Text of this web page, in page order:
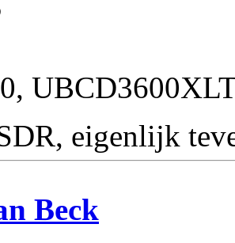
eigenlijk
Beck